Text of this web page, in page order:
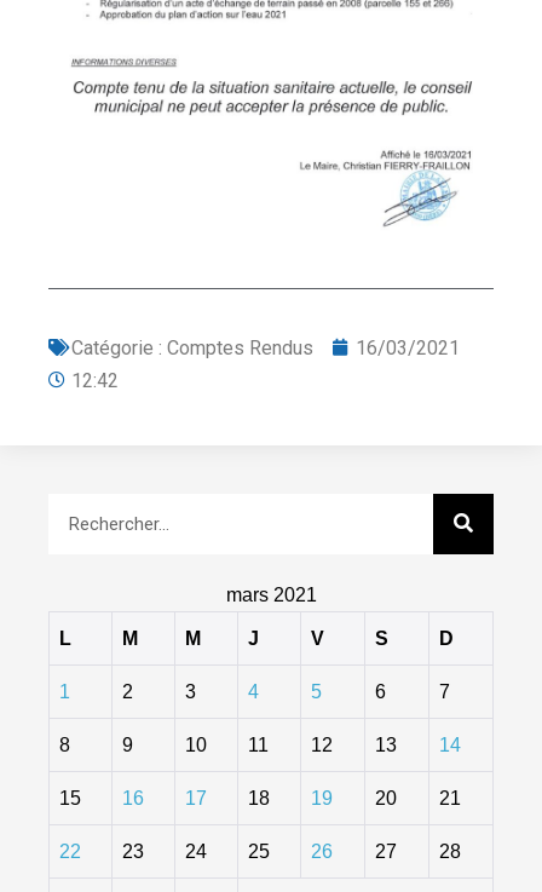
Catégorie : Comptes Rendus
16/03/2021
12:42
mars 2021
L M M J V S D
1 2 3 4 5 6 7
8 9 10 11 12 13 14
15 16 17 18 19 20 21
22 23 24 25 26 27 28